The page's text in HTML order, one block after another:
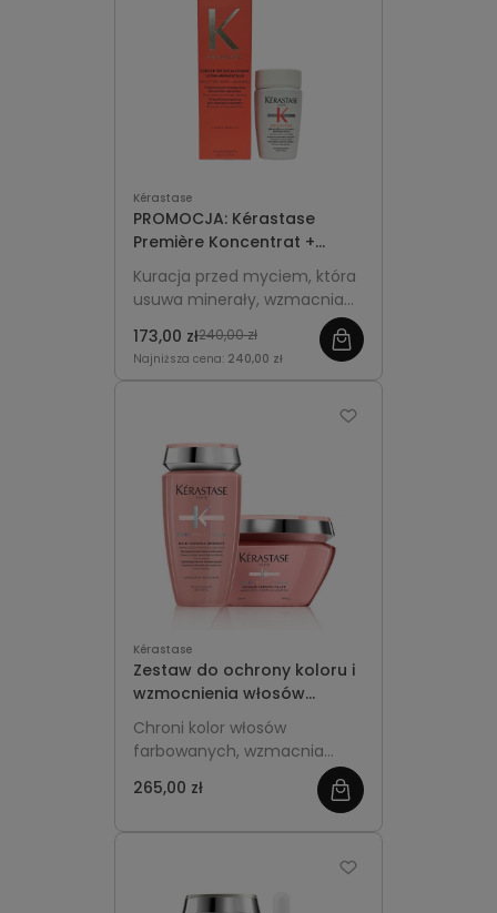
Kérastase
PROMOCJA: Kérastase
Première Koncentrat +
Kąpiel 80 ml GRATIS -
Zestaw Dekalcyfikujący
Kuracja przed myciem, która
usuwa minerały, wzmacnia
przygotowuje je do dalszej
pielęgnacji.
173,00 zł240,00 zł
Najniższa cena: 240,00 zł
Kérastase
Zestaw do ochrony koloru i
wzmocnienia włosów
farbowanych - Chroma
Absolu
Chroni kolor włosów
farbowanych, wzmacnia
jednocześnie wygładzając
265,00 zł
zobacz
więcej